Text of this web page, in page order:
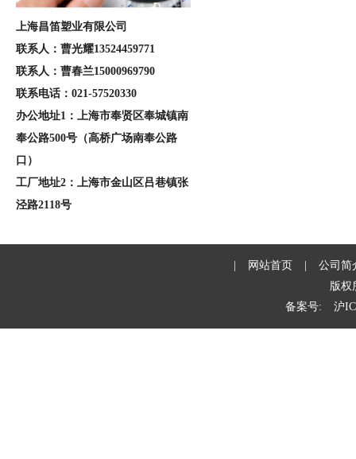
上海昌笛塑业有限公司
联系人：曹光耀13524459771
联系人：曹春兰15000969790
联系电话：021-57520330
办公地址1：上海市奉贤区奉城镇南
奉公路500号（高桥广场南奉公路
口）
工厂地址2：上海市金山区吕巷镇张
泾路2118号
| 网站首页 |
公司简
版
备案号:
沪